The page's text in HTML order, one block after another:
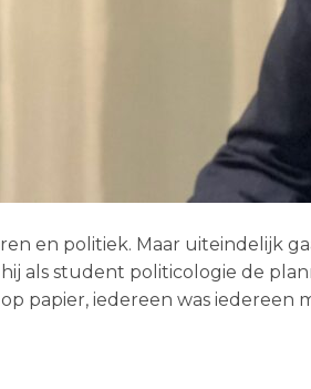
en politiek. Maar uiteindelijk
als student politicologie de
papier, iedereen was